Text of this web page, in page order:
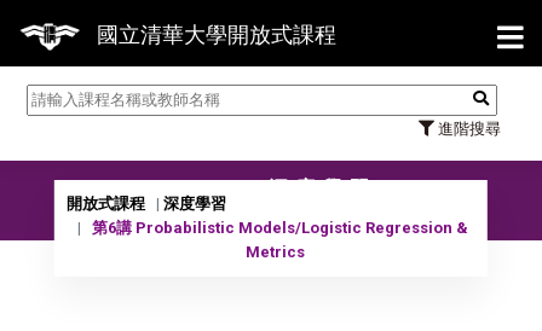
國立清華大學開放式課程
進階搜尋
【7/
10702 深度學習
開放式課程
深度學習
第6講 Probabilistic Models/Logistic Regression &
Metrics